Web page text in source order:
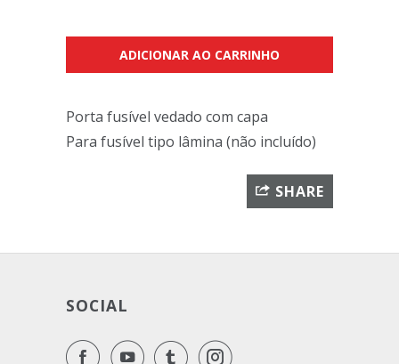
ADICIONAR AO CARRINHO
Porta fusível vedado com capa
Para fusível tipo lâmina (não incluído)
SHARE
SOCIAL